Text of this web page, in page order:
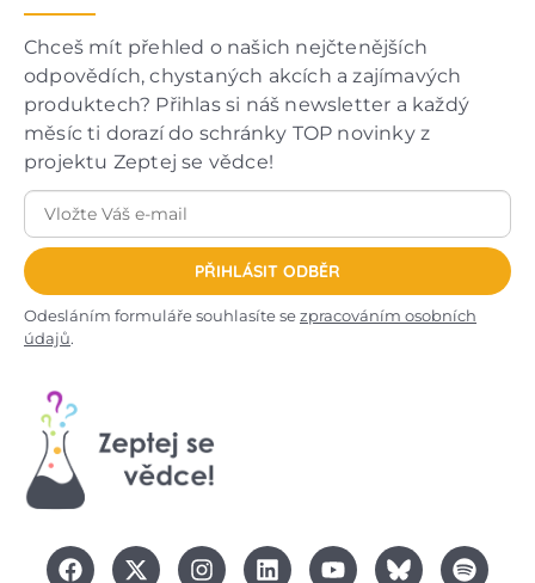
Chceš mít přehled o našich nejčtenějších
odpovědích, chystaných akcích a zajímavých
produktech? Přihlas si náš newsletter a každý
měsíc ti dorazí do schránky TOP novinky z
projektu Zeptej se vědce!
PŘIHLÁSIT ODBĚR
Odesláním formuláře souhlasíte sezpracováním osobních
údajů.